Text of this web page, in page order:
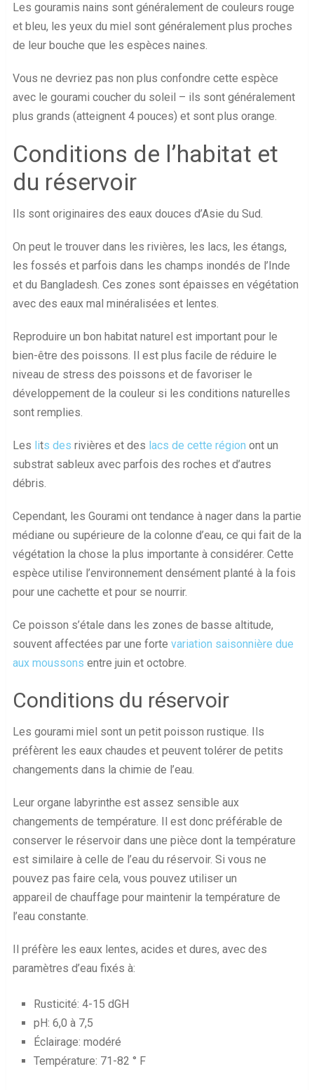
Les gouramis nains sont généralement de couleurs rouge
et bleu, les yeux du miel sont généralement plus proches
de leur bouche que les espèces naines.
Vous ne devriez pas non plus confondre cette espèce
avec le gourami coucher du soleil – ils sont généralement
plus grands (atteignent 4 pouces) et sont plus orange.
Conditions de l’habitat et
du réservoir
Ils sont originaires des eaux douces d’Asie du Sud.
On peut le trouver dans les rivières, les lacs, les étangs,
les fossés et parfois dans les champs inondés de l’Inde
et du Bangladesh. Ces zones sont épaisses en végétation
avec des eaux mal minéralisées et lentes.
Reproduire un bon habitat naturel est important pour le
bien-être des poissons. Il est plus facile de réduire le
niveau de stress des poissons et de favoriser le
développement de la couleur si les conditions naturelles
sont remplies.
Les lits des rivières et des lacs de cette région ont un
substrat sableux avec parfois des roches et d’autres
débris.
Cependant, les Gourami ont tendance à nager dans la partie
médiane ou supérieure de la colonne d’eau, ce qui fait de la
végétation la chose la plus importante à considérer. Cette
espèce utilise l’environnement densément planté à la fois
pour une cachette et pour se nourrir.
Ce poisson s’étale dans les zones de basse altitude,
souvent affectées par une forte variation saisonnière due
aux moussons entre juin et octobre.
Conditions du réservoir
Les gourami miel sont un petit poisson rustique. Ils
préfèrent les eaux chaudes et peuvent tolérer de petits
changements dans la chimie de l’eau.
Leur organe labyrinthe est assez sensible aux
changements de température. Il est donc préférable de
conserver le réservoir dans une pièce dont la température
est similaire à celle de l’eau du réservoir. Si vous ne
pouvez pas faire cela, vous pouvez utiliser un
appareil de chauffage pour maintenir la température de
l’eau constante.
Il préfère les eaux lentes, acides et dures, avec des
paramètres d’eau fixés à:
Rusticité: 4-15 dGH
pH: 6,0 à 7,5
Éclairage: modéré
Température: 71-82 ° F